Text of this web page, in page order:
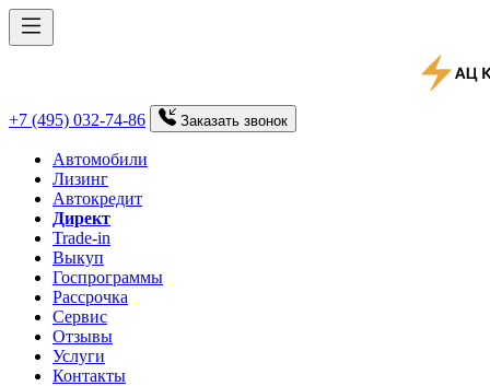
+7 (495) 032-74-86 Заказать звонок
Автомобили
Лизинг
Автокредит
Директ
Trade-in
Выкуп
Госпрограммы
Рассрочка
Сервис
Отзывы
Услуги
Контакты